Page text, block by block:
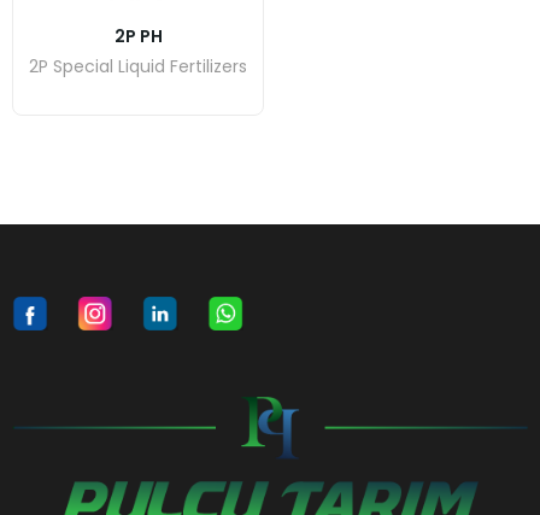
2P PH
2P Special Liquid Fertilizers